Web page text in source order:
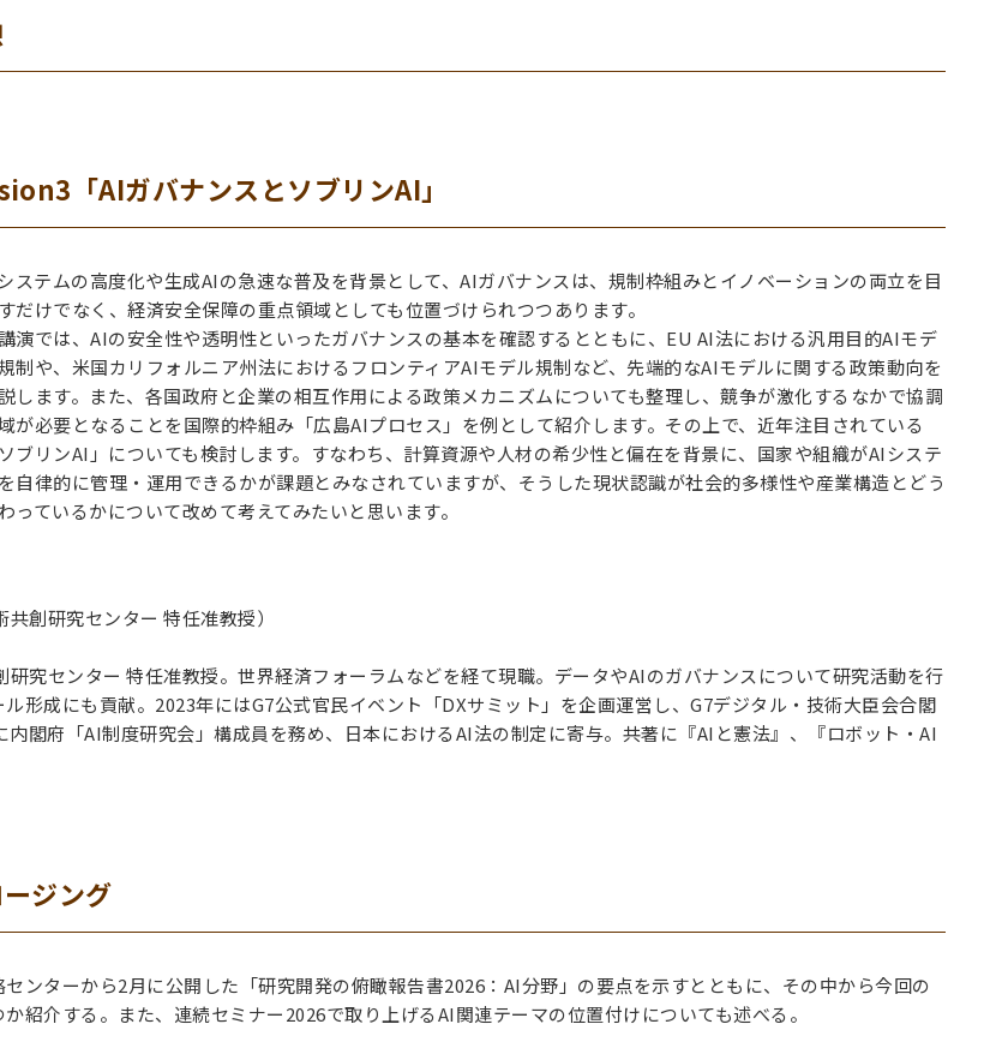
「AIガバナンスとソブリンAI」
ステムの高度化や生成AIの急速な普及を背景として、AIガバナンスは、規制枠組みとイノベーションの両立を目
だけでなく、経済安全保障の重点領域としても位置づけられつつあります。
演では、AIの安全性や透明性といったガバナンスの基本を確認するとともに、EU AI法における汎用目的AIモデ
制や、米国カリフォルニア州法におけるフロンティアAIモデル規制など、先端的なAIモデルに関する政策動向を
します。また、各国政府と企業の相互作用による政策メカニズムについても整理し、競争が激化するなかで協調
が必要となることを国際的枠組み「広島AIプロセス」を例として紹介します。その上で、近年注目されている
ソブリンAI」についても検討します。すなわち、計算資源や人材の希少性と偏在を背景に、国家や組織がAIシステ
自律的に管理・運用できるかが課題とみなされていますが、そうした現状認識が社会的多様性や産業構造とどう
っているかについて改めて考えてみたいと思います。
共創研究センター 特任准教授）
研究センター 特任准教授。世界経済フォーラムなどを経て現職。データやAIのガバナンスについて研究活動を行
形成にも貢献。2023年にはG7公式官民イベント「DXサミット」を企画運営し、G7デジタル・技術大臣会合閣
閣府「AI制度研究会」構成員を務め、日本におけるAI法の制定に寄与。共著に『AIと憲法』、『ロボット・AI
ジング
ンターから2月に公開した「研究開発の俯瞰報告書2026：AI分野」の要点を示すとともに、その中から今回の
紹介する。また、連続セミナー2026で取り上げるAI関連テーマの位置付けについても述べる。